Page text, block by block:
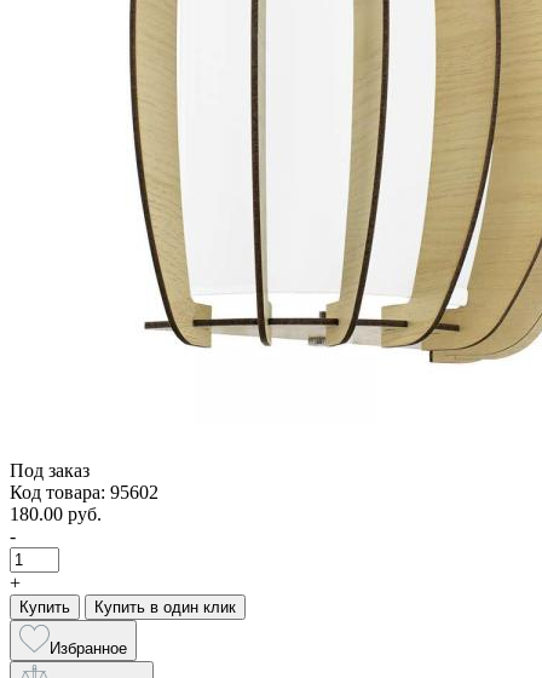
Под заказ
Код товара: 95602
180.00 руб.
-
+
Купить Купить в один клик
Избранное